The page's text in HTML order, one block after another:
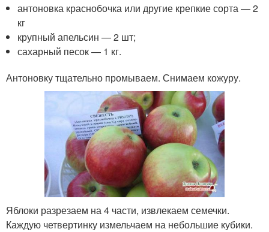
антоновка краснобочка или другие крепкие сорта — 2
кг
крупный апельсин — 2 шт;
сахарный песок — 1 кг.
Антоновку тщательно промываем. Снимаем кожуру.
Яблоки разрезаем на 4 части, извлекаем семечки.
Каждую четвертинку измельчаем на небольшие кубики.